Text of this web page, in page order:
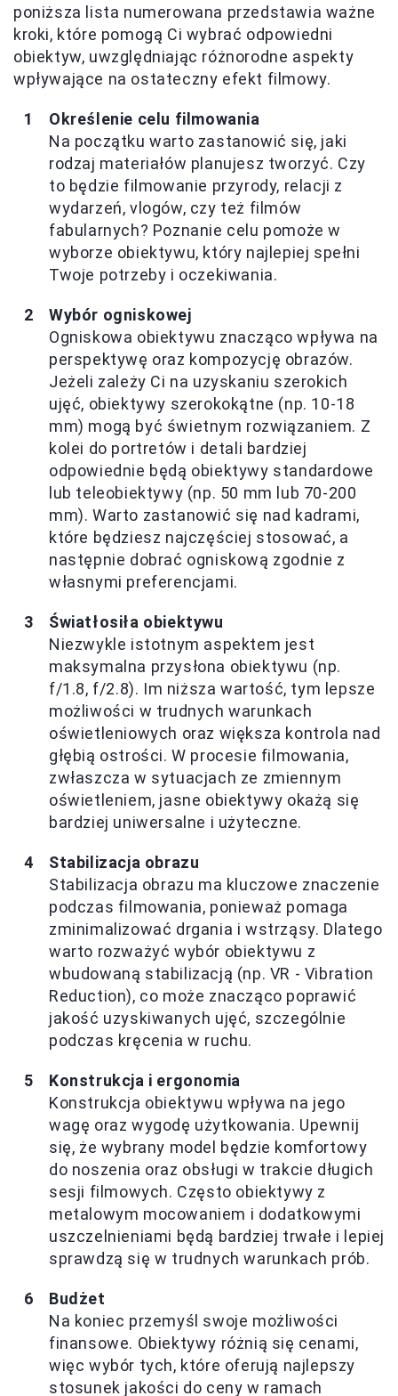
poniższa lista numerowana przedstawia ważne
kroki, które pomogą Ci wybrać odpowiedni
obiektyw, uwzględniając różnorodne aspekty
wpływające na ostateczny efekt filmowy.
Określenie celu filmowania
Na początku warto zastanowić się, jaki
rodzaj materiałów planujesz tworzyć. Czy
to będzie filmowanie przyrody, relacji z
wydarzeń, vlogów, czy też filmów
fabularnych? Poznanie celu pomoże w
wyborze obiektywu, który najlepiej spełni
Twoje potrzeby i oczekiwania.
Wybór ogniskowej
Ogniskowa obiektywu znacząco wpływa na
perspektywę oraz kompozycję obrazów.
Jeżeli zależy Ci na uzyskaniu szerokich
ujęć, obiektywy szerokokątne (np. 10-18
mm) mogą być świetnym rozwiązaniem. Z
kolei do portretów i detali bardziej
odpowiednie będą obiektywy standardowe
lub teleobiektywy (np. 50 mm lub 70-200
mm). Warto zastanowić się nad kadrami,
które będziesz najczęściej stosować, a
następnie dobrać ogniskową zgodnie z
własnymi preferencjami.
Światłosiła obiektywu
Niezwykle istotnym aspektem jest
maksymalna przysłona obiektywu (np.
f/1.8, f/2.8). Im niższa wartość, tym lepsze
możliwości w trudnych warunkach
oświetleniowych oraz większa kontrola nad
głębią ostrości. W procesie filmowania,
zwłaszcza w sytuacjach ze zmiennym
oświetleniem, jasne obiektywy okażą się
bardziej uniwersalne i użyteczne.
Stabilizacja obrazu
Stabilizacja obrazu ma kluczowe znaczenie
podczas filmowania, ponieważ pomaga
zminimalizować drgania i wstrząsy. Dlatego
warto rozważyć wybór obiektywu z
wbudowaną stabilizacją (np. VR - Vibration
Reduction), co może znacząco poprawić
jakość uzyskiwanych ujęć, szczególnie
podczas kręcenia w ruchu.
Konstrukcja i ergonomia
Konstrukcja obiektywu wpływa na jego
wagę oraz wygodę użytkowania. Upewnij
się, że wybrany model będzie komfortowy
do noszenia oraz obsługi w trakcie długich
sesji filmowych. Często obiektywy z
metalowym mocowaniem i dodatkowymi
uszczelnieniami będą bardziej trwałe i lepiej
sprawdzą się w trudnych warunkach prób.
Budżet
Na koniec przemyśl swoje możliwości
finansowe. Obiektywy różnią się cenami,
więc wybór tych, które oferują najlepszy
stosunek jakości do ceny w ramach